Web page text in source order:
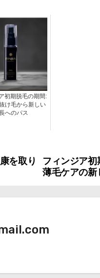
初期脱毛の期間:
け毛から新しい
へのパス
フィンジア
薄毛ケアの
を取り